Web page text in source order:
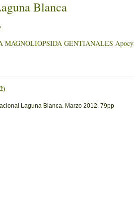
Blanca
MAGNOLIOPSIDA GENTIANALES
Laguna Blanca. Marzo 2012. 79pp